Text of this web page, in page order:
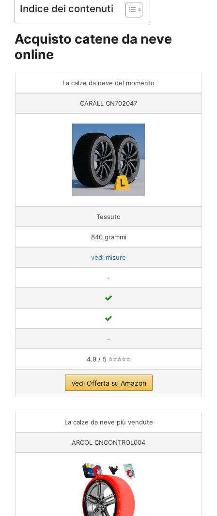
Indice dei contenuti
Acquisto catene da neve
online
La calze da neve del momento
CARALL CN702047
Tessuto
840 grammi
vedi misure
-
-
4.9 / 5 ⭐⭐⭐⭐⭐
Vedi Offerta su Amazon
La calze da neve più vendute
ARCOL ‎CNCONTROL004